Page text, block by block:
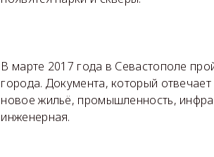
В марте 2017 года в Севастополе
города. Документа, который
новое жильё, промышленность,
инженерная.